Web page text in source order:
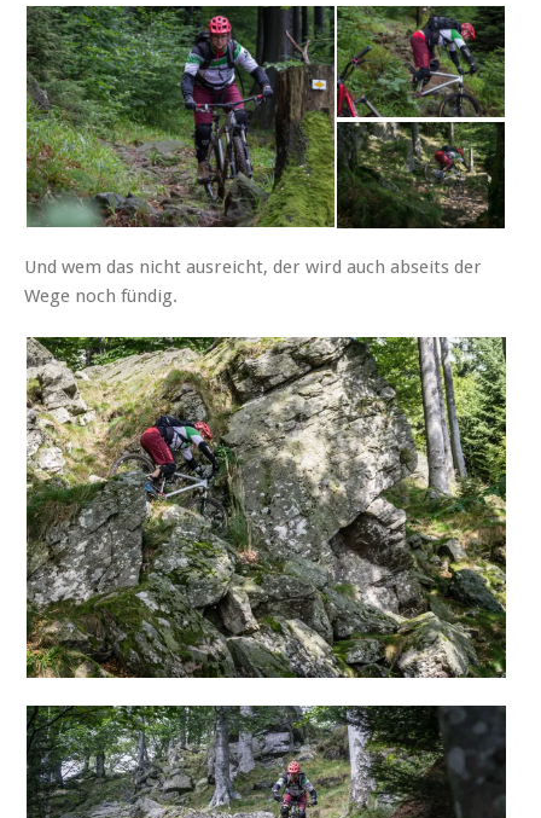
Und wem das nicht ausreicht, der wird auch abseits der
Wege noch fündig.